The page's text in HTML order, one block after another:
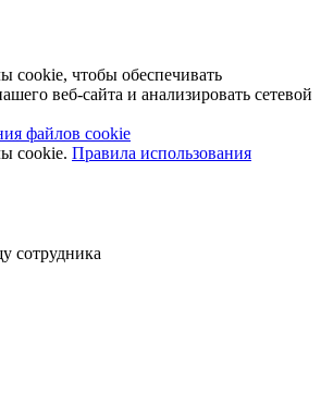
cookie, чтобы обеспечивать
веб-сайта и анализировать сетевой
файлов cookie
cookie. Правила использования
сотрудника